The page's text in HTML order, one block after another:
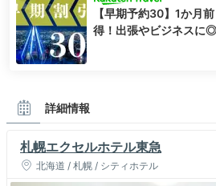
【早期予約30】1か月
得！出張やビジネスに
詳細情報
札幌エクセルホテル東急
北海道 / 札幌 / シティホテル